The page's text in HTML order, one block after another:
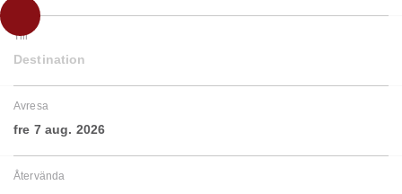
Till
Destination
Avresa
fre 7 aug. 2026
Återvända